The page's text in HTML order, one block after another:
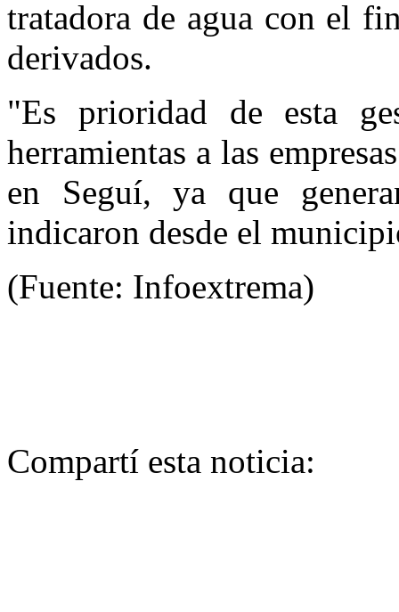
tratadora de agua con el
derivados.
"Es prioridad de esta
herramientas a las
en Seguí, ya que
indicaron desde el
(Fuente: Infoextrema)
Compartí esta noticia: